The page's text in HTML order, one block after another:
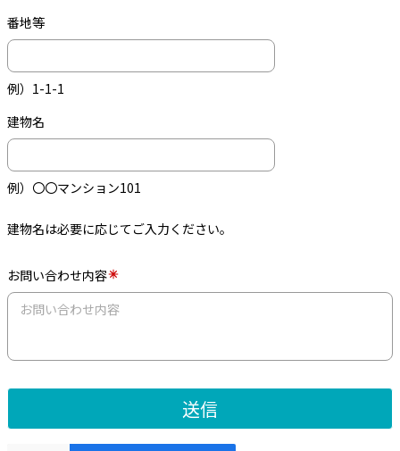
番地等
例）1-1-1
建物名
例）〇〇マンション101
建物名は必要に応じてご入力ください。
お問い合わせ内容
送信